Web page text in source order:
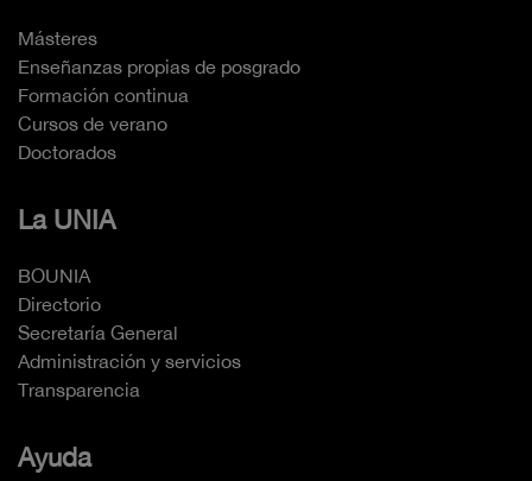
Másteres
Enseñanzas propias de posgrado
Formación continua
Cursos de verano
Doctorados
La UNIA
BOUNIA
Directorio
Secretaría General
Administración y servicios
Transparencia
Ayuda